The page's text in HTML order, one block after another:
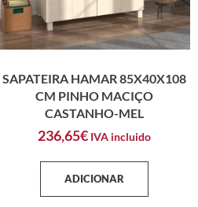
SAPATEIRA HAMAR 85X40X108
CM PINHO MACIÇO
CASTANHO-MEL
236,65€ IVA incluido
ADICIONAR